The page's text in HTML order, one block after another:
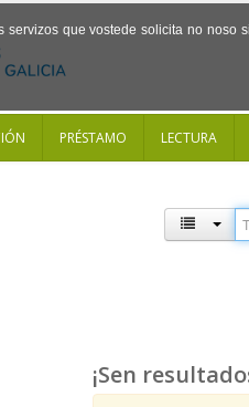
servizos que vostede solicita no
PRÉSTAMO LECTURA
¡Sen